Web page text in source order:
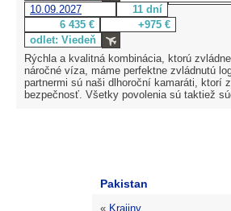
10.09.2027
11 dní
6 435 €
+975 €
odlet: Viedeň
Rýchla a kvalitná kombinácia, ktorú
náročné víza, máme perfektne zvládnutú
partnermi sú naši dlhoroční kamaráti, ktorí
bezpečnosť. Všetky povolenia sú taktiež
Pakistan
« Krajiny